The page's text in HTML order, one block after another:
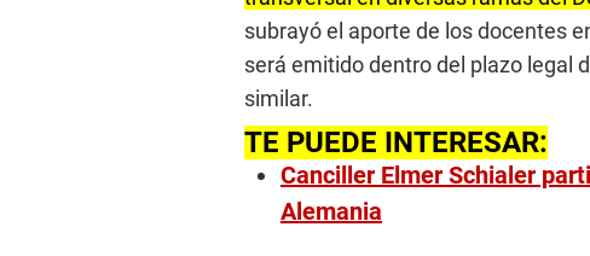
subrayó el aporte de los docentes
será emitido dentro del plazo legal
similar.
TE PUEDE INTERESAR:
Canciller Elmer Schialer
Alemania